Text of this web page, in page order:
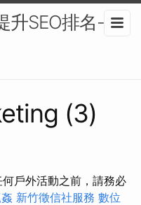
升SEO排名-網
(3)
戶外活動之前，請務必
新竹徵信社服務 數位